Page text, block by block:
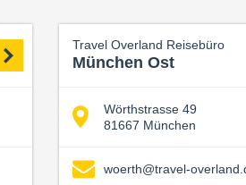
Travel Overland Reisebüro
München Ost
Wörthstrasse 49
81667 München
woerth@travel-